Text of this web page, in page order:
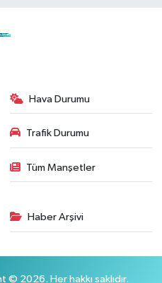
Hava Durumu
Trafik Durumu
Tüm Manşetler
Haber Arşivi
© 2026. Her hakkı saklıdır.